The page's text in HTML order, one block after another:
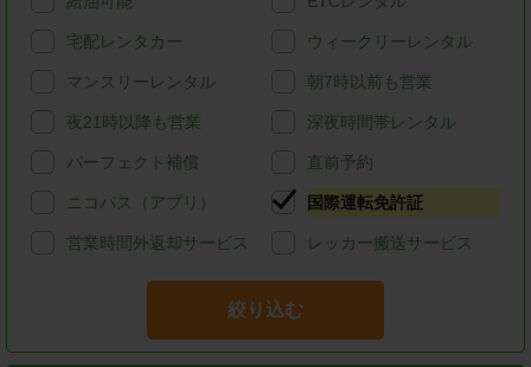
宅配レンタカー ウィークリーレンタル
マンスリーレンタル 朝7時以前も営業
夜21時以降も営業 深夜時間帯レンタル
パーフェクト補償 直前予約
ニコパス（アプリ） 国際運転免許証
営業時間外返却サービス レッカー搬送サービス
絞り込む